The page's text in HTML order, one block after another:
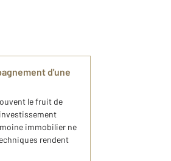
d'une
le fruit de
immobilier ne
rendent